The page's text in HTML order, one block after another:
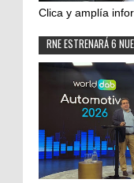
Clica y amplía
RNE ESTRENARÁ 6